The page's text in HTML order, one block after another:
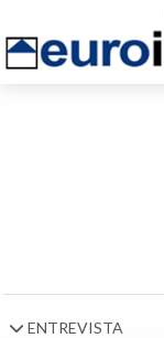
ENTREVISTA